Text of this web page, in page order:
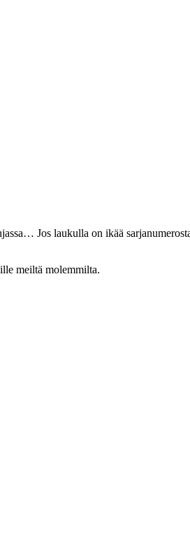
Jos laukulla on ikää
meiltä molemmilta.